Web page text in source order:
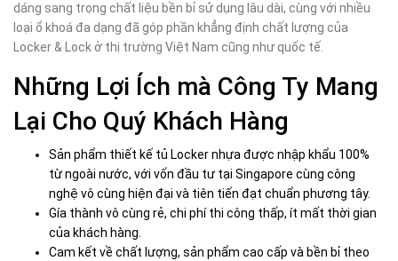
dáng sang trọng chất liệu bền bỉ sử dụng lâu dài, cùng với nhiều
loại ổ khoá đa dạng đã góp phần khẳng định chất lượng của
Locker & Lock ở thị trường Việt Nam cũng như quốc tế.
Những Lợi Ích mà Công Ty Mang
Lại Cho Quý Khách Hàng
Sản phẩm thiết kế tủ Lockernhựa được nhập khẩu 100%
từ ngoài nước, với vốn đầu tư tại Singapore cùng công
nghệ vô cùng hiện đại và tiên tiến đạt chuẩn phương tây.
Gía thành vô cùng rẻ, chi phí thi công thấp, ít mất thời gian
của khách hàng.
Cam kết về chất lượng, sản phẩm cao cấp và bền bỉ theo